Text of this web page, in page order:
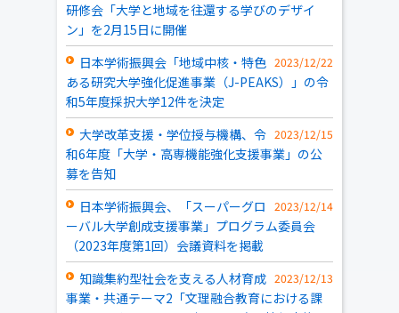
研修会「大学と地域を往還する学びのデザイ
ン」を2月15日に開催
2023/12/22
日本学術振興会「地域中核・特色
ある研究大学強化促進事業（J-PEAKS）」の令
和5年度採択大学12件を決定
2023/12/15
大学改革支援・学位授与機構、令
和6年度「大学・高専機能強化支援事業」の公
募を告知
2023/12/14
日本学術振興会、「スーパーグロ
ーバル大学創成支援事業」プログラム委員会
（2023年度第1回）会議資料を掲載
2023/12/13
知識集約型社会を支える人材育成
事業・共通テーマ2「文理融合教育における課